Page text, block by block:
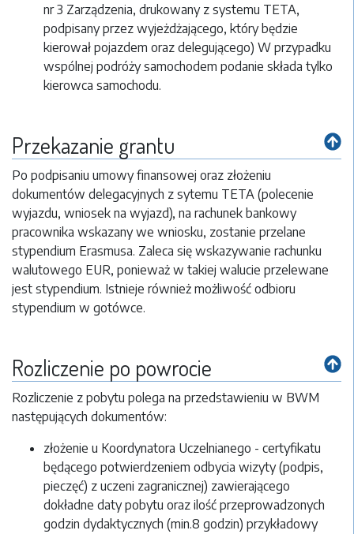
nr 3 Zarządzenia, drukowany z systemu TETA,
podpisany przez wyjeżdżającego, który będzie
kierował pojazdem oraz delegującego) W przypadku
wspólnej podróży samochodem podanie składa tylko
kierowca samochodu.
Przekazanie grantu
Po podpisaniu umowy finansowej oraz złożeniu
dokumentów delegacyjnych z sytemu TETA (polecenie
wyjazdu, wniosek na wyjazd), na rachunek bankowy
pracownika wskazany we wniosku, zostanie przelane
stypendium Erasmusa. Zaleca się wskazywanie rachunku
walutowego EUR, ponieważ w takiej walucie przelewane
jest stypendium. Istnieje również możliwość odbioru
stypendium w gotówce.
Rozliczenie po powrocie
Rozliczenie z pobytu polega na przedstawieniu w BWM
następujących dokumentów:
złożenie u Koordynatora Uczelnianego - certyfikatu
będącego potwierdzeniem odbycia wizyty (podpis,
pieczęć) z uczeni zagranicznej) zawierającego
dokładne daty pobytu oraz ilość przeprowadzonych
godzin dydaktycznych (min.8 godzin) przykładowy